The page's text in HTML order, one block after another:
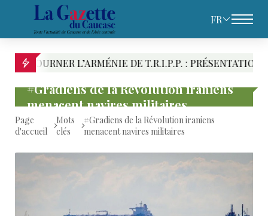
FR
L’ARMÉNIE DE T.R.I.P.P. : PRÉSENTATION DES
#Gradiens de la Révolution iraniens
menacent navires militaires
Page
d'accueil
Mots
clés
#Gradiens de la Révolution iraniens
menacent navires militaires